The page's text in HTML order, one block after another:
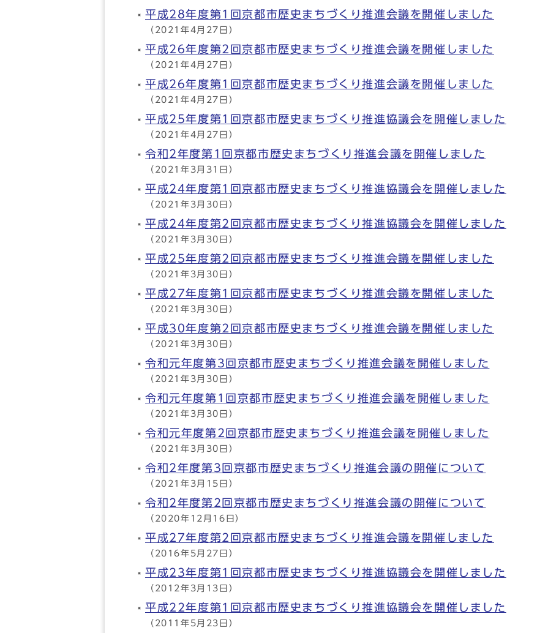
平成28年度第1回京都市歴史まちづくり推進会議を開催しました
（2021年4月27日）
平成26年度第2回京都市歴史まちづくり推進会議を開催しました
（2021年4月27日）
平成26年度第1回京都市歴史まちづくり推進会議を開催しました
（2021年4月27日）
平成25年度第1回京都市歴史まちづくり推進協議会を開催しました
（2021年4月27日）
令和2年度第1回京都市歴史まちづくり推進会議を開催しました
（2021年3月31日）
平成24年度第1回京都市歴史まちづくり推進協議会を開催しました
（2021年3月30日）
平成24年度第2回京都市歴史まちづくり推進協議会を開催しました
（2021年3月30日）
平成25年度第2回京都市歴史まちづくり推進会議を開催しました
（2021年3月30日）
平成27年度第1回京都市歴史まちづくり推進会議を開催しました
（2021年3月30日）
平成30年度第2回京都市歴史まちづくり推進会議を開催しました
（2021年3月30日）
令和元年度第3回京都市歴史まちづくり推進会議を開催しました
（2021年3月30日）
令和元年度第1回京都市歴史まちづくり推進会議を開催しました
（2021年3月30日）
令和元年度第2回京都市歴史まちづくり推進会議を開催しました
（2021年3月30日）
令和2年度第3回京都市歴史まちづくり推進会議の開催について
（2021年3月15日）
令和2年度第2回京都市歴史まちづくり推進会議の開催について
（2020年12月16日）
平成27年度第2回京都市歴史まちづくり推進会議を開催しました
（2016年5月27日）
平成23年度第1回京都市歴史まちづくり推進協議会を開催しました
（2012年3月13日）
平成22年度第1回京都市歴史まちづくり推進協議会を開催しました
（2011年5月23日）